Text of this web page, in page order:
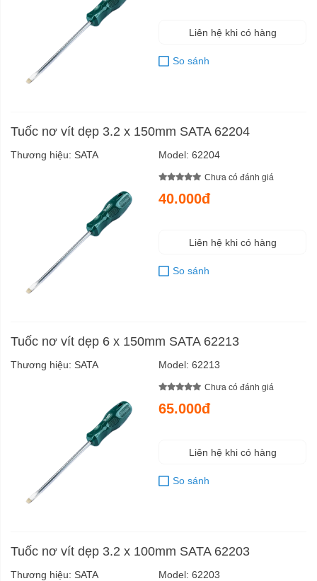
Liên hệ khi có hàng
So sánh
Tuốc nơ vít dẹp 3.2 x 150mm SATA 62204
Thương hiệu: SATA Model: 62204
Chưa có đánh giá
40.000đ
Liên hệ khi có hàng
So sánh
Tuốc nơ vít dẹp 6 x 150mm SATA 62213
Thương hiệu: SATA Model: 62213
Chưa có đánh giá
65.000đ
Liên hệ khi có hàng
So sánh
Tuốc nơ vít dẹp 3.2 x 100mm SATA 62203
Thương hiệu: SATA Model: 62203